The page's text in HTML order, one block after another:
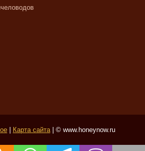
Карта сайта| © www.honeynow.ru